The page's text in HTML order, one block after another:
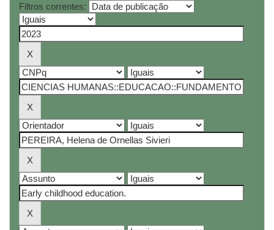
Filtros correntes: